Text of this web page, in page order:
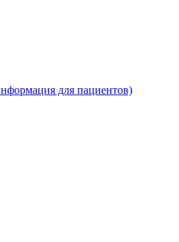
для пациентов)